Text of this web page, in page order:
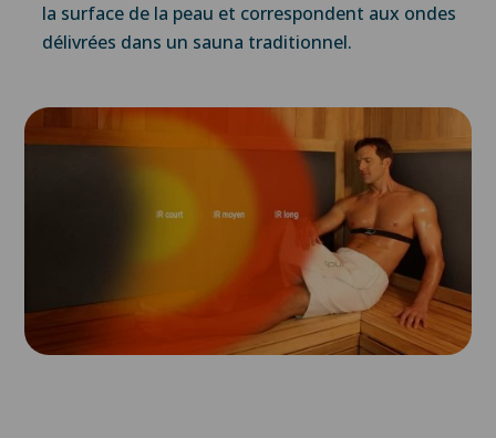
la surface de la peau et correspondent aux ondes
délivrées dans un sauna traditionnel.